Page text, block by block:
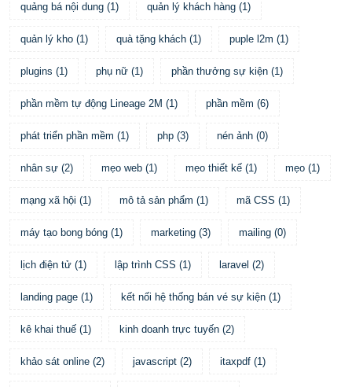
quảng bá nội dung (1) quản lý khách hàng (1)
quản lý kho (1) quà tặng khách (1) puple l2m (1)
plugins (1) phụ nữ (1) phần thưởng sự kiện (1)
phần mềm tự động Lineage 2M (1) phần mềm (6)
phát triển phần mềm (1) php (3) nén ảnh (0)
nhân sự (2) mẹo web (1) mẹo thiết kế (1) mẹo (1)
mạng xã hội (1) mô tả sản phẩm (1) mã CSS (1)
máy tạo bong bóng (1) marketing (3) mailing (0)
lịch điện tử (1) lập trình CSS (1) laravel (2)
landing page (1) kết nối hệ thống bán vé sự kiện (1)
kê khai thuế (1) kinh doanh trực tuyến (2)
khảo sát online (2) javascript (2) itaxpdf (1)